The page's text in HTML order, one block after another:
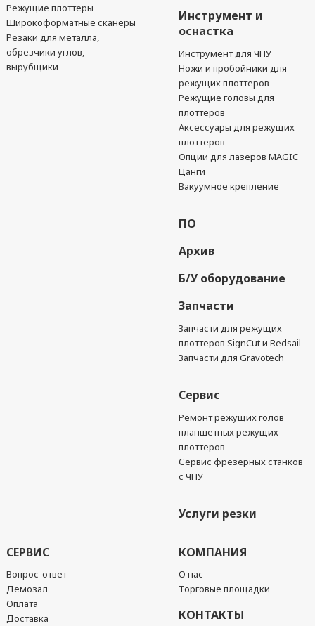
Режущие плоттеры
Широкоформатные сканеры
Резаки для металла,
обрезчики углов,
вырубщики
Инструмент и
оснастка
Инструмент для ЧПУ
Ножи и пробойники для
режущих плоттеров
Режущие головы для
плоттеров
Аксессуары для режущих
плоттеров
Опции для лазеров MAGIC
Цанги
Вакуумное крепление
ПО
Архив
Б/У оборудование
Запчасти
Запчасти для режущих
плоттеров SignCut и Redsail
Запчасти для Gravotech
Сервис
Ремонт режущих голов
планшетных режущих
плоттеров
Сервис фрезерных станков
с ЧПУ
Услуги резки
СЕРВИС
Вопрос-ответ
Демозал
Оплата
Доставка
КОМПАНИЯ
О нас
Торговые площадки
КОНТАКТЫ